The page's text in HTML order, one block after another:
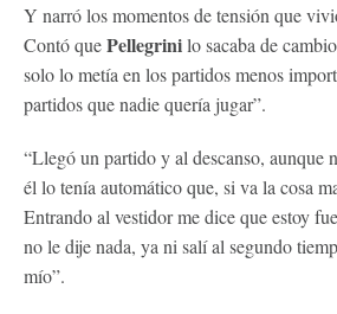
Y narró los momentos de tensión que
Contó quePellegrinilo sacaba de
solo lo metía en los partidos menos
partidos que nadie quería jugar”.
“Llegó un partido y al descanso, aunque
él lo tenía automático que, si va la cosa
Entrando al vestidor me dice que estoy
no le dije nada, ya ni salí al segundo
mío”.